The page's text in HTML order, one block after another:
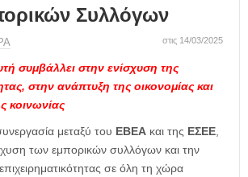
Συλλόγων
στις 14/03/2025
συμβάλλει στην ενίσχυση της
στην ανάπτυξη της οικονομίας και
κοινωνίας
μεταξύ του ΕΒΕΑ και της ΕΣΕΕ,
των εμπορικών συλλόγων και την
σε όλη τη χώρα